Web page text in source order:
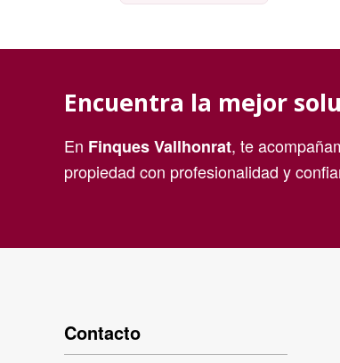
Encuentra la mejor
En Finques Vallhonrat, te
propiedad con profesionalidad y
Contacto